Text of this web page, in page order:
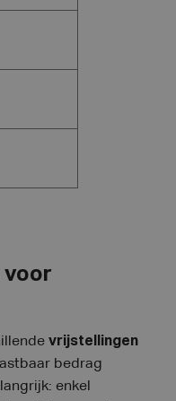
voor
vrijstellingen
bedrag
enkel